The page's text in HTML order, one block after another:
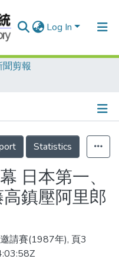
Log In
剪報
Statistics
日本第一、
鎮壓阿里郎
請賽(1987年), 頁3